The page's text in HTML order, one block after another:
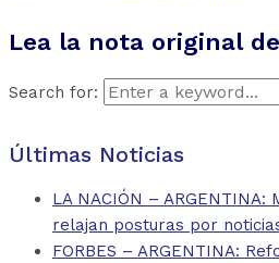
Lea la nota original
Search for:
Últimas Noticias
LA NACIÓN –
relajan posturas por
FORBES – ARGENTINA: